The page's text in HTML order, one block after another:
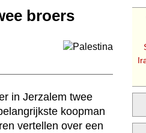
broers
in Jerzalem twee
koopman
vertellen over een